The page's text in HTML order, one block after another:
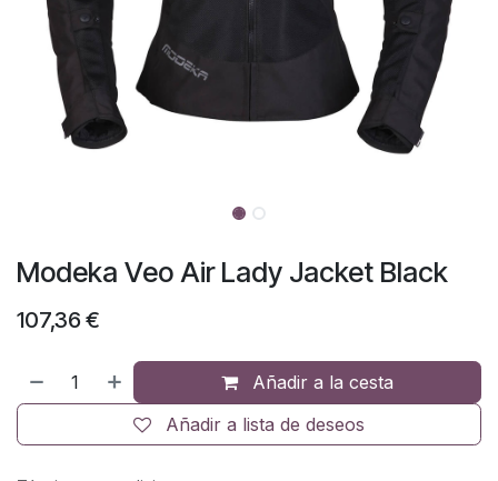
Modeka Veo Air Lady Jacket Black
107,36 €
Añadir a la cesta
Añadir a lista de deseos